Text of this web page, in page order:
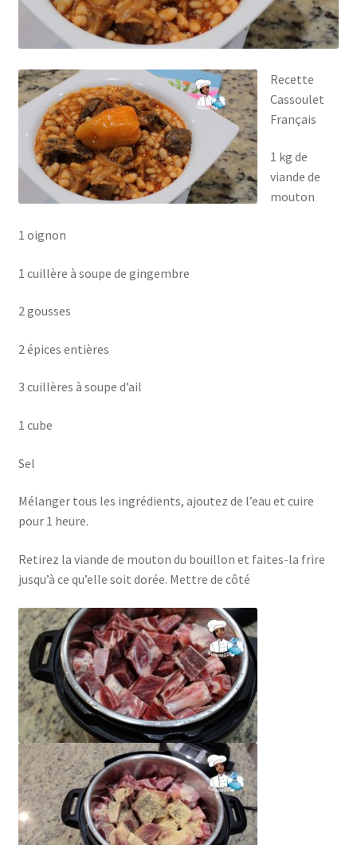
Recette
Cassoulet
Français
1 kg de
viande de
mouton
1 oignon
1 cuillère à soupe de gingembre
2 gousses
2 épices entières
3 cuillères à soupe d’ail
1 cube
Sel
Mélanger tous les ingrédients, ajoutez de l’eau et cuire
pour 1 heure.
Retirez la viande de mouton du bouillon et faites-la frire
jusqu’à ce qu’elle soit dorée. Mettre de côté